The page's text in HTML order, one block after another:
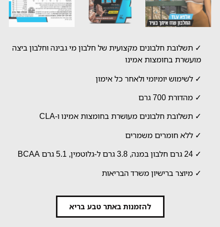
✓ תשלובת חלבונים מקצועית של חלבון מי גבינה וחלבון ביצה
מועשרת בחומצות אמינו
✓ לשימוש יומיומי ולאחר כל אימון
✓ מהדורת 700 גרם
✓ תשלובת חלבונים מעושרת בחומצות אמינו ו-CLA
✓ ללא חומרים משמרים
✓ 24 גרם חלבון במנה, 3.8 גרם ל-גלוטמין, 5.1 גרם BCAA
✓ מיוצר ברישיון משרד הבריאות
להזמנות באתר טבע בריא